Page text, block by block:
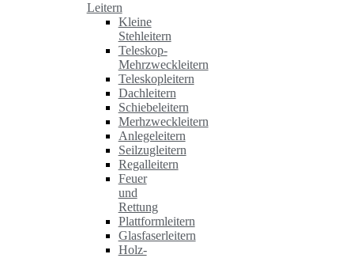
Leitern
Kleine
Stehleitern
Teleskop-
Mehrzweckleitern
Teleskopleitern
Dachleitern
Schiebeleitern
Merhzweckleitern
Anlegeleitern
Seilzugleitern
Regalleitern
Feuer
und
Rettung
Plattformleitern
Glasfaserleitern
Holz-